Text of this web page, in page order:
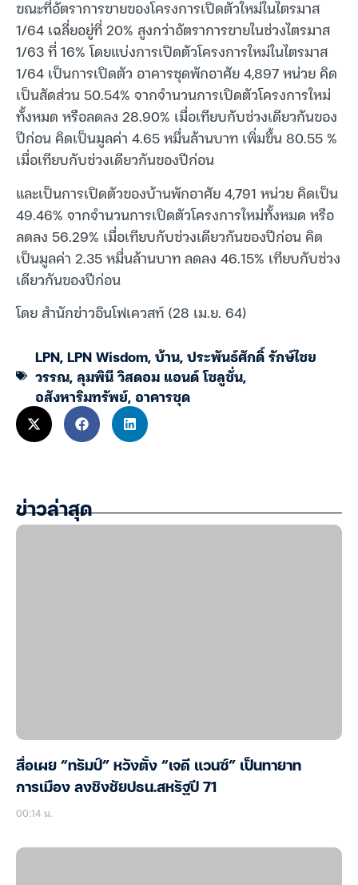
ขณะที่อัตราการขายของโครงการเปิดตัวใหม่ในไตรมาส
1/64 เฉลี่ยอยู่ที่ 20% สูงกว่าอัตราการขายในช่วงไตรมาส
1/63 ที่ 16% โดยแบ่งการเปิดตัวโครงการใหม่ในไตรมาส
1/64 เป็นการเปิดตัว อาคารชุดพักอาศัย 4,897 หน่วย คิด
เป็นสัดส่วน 50.54% จากจำนวนการเปิดตัวโครงการใหม่
ทั้งหมด หรือลดลง 28.90% เมื่อเทียบกับช่วงเดียวกันของ
ปีก่อน คิดเป็นมูลค่า 4.65 หมื่นล้านบาท เพิ่มขึ้น 80.55 %
เมื่อเทียบกับช่วงเดียวกันของปีก่อน
และเป็นการเปิดตัวของบ้านพักอาศัย 4,791 หน่วย คิดเป็น
49.46% จากจำนวนการเปิดตัวโครงการใหม่ทั้งหมด หรือ
ลดลง 56.29% เมื่อเทียบกับช่วงเดียวกันของปีก่อน คิด
เป็นมูลค่า 2.35 หมื่นล้านบาท ลดลง 46.15% เทียบกับช่วง
เดียวกันของปีก่อน
โดย สำนักข่าวอินโฟเควสท์ (28 เม.ย. 64)
LPN,LPN Wisdom,บ้าน,ประพันธ์ศักดิ์ รักษ์ไชย
วรรณ,ลุมพินี วิสดอม แอนด์ โซลูชั่น,
อสังหาริมทรัพย์,อาคารชุด
ข่าวล่าสุด
สื่อเผย “ทรัมป์” หวังตั้ง “เจดี แวนซ์” เป็นทายาท
การเมือง ลงชิงชัยปธน.สหรัฐปี 71
00:14 น.